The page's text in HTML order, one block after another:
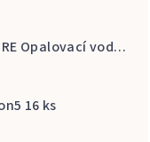
DELICE SOLAIRE Opalovací voda Fresh Bronze s vůní kokosu 500 ml
16 ks